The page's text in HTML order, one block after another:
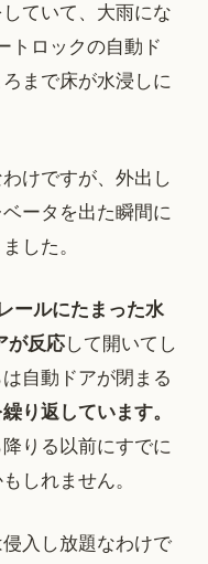
ていて、大雨にな
トロックの自動ド
まで床が水浸しに
けですが、外出し
ータを出た瞬間に
した。
ールにたまった水
が反応して開いてし
自動ドアが閉まる
り返しています。
りる以前にすでに
しれません。
入し放題なわけで